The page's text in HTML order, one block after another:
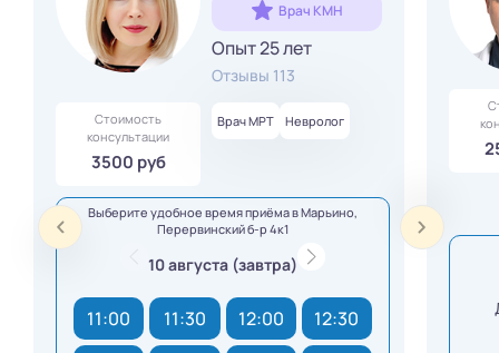
Врач КМН
Опыт 25 лет
Отзывы 113
Стоимость
консультации
3500 руб
Врач МРТ Невролог
Выберите удобное время приёма в Марьино,
Перервинский б-р 4к1
10 августа (завтра)
11:00 11:30 12:00
12:30